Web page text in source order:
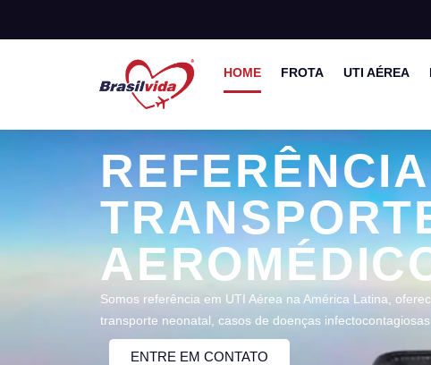
HOME FROTA UTI AÉREA
Somos referência em UTI Aérea na América Latina,
transporte neonatal, casos de doenças
ENTRE EM CONTATO